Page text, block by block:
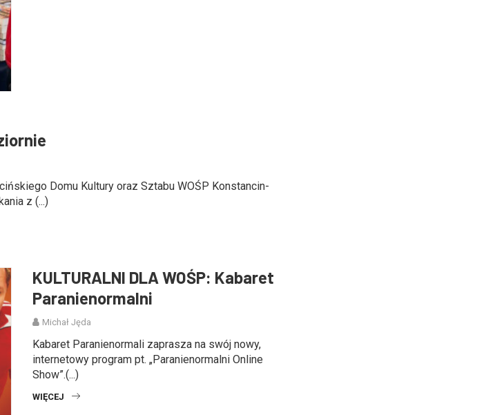
Domu Kultury oraz Sztabu WOŚP Konstancin-
z (...)
KULTURALNI DLA WOŚP: Kabaret
Paranienormalni
Michał Jęda
Kabaret Paranienormali zaprasza na swój nowy,
internetowy program pt. „Paranienormalni Online
Show”.(...)
WIĘCEJ